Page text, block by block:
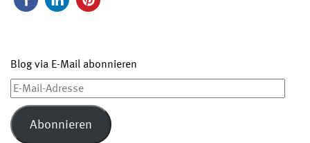
Blog via E-Mail abonnieren
E-
Mail-
Adresse
Abonnieren